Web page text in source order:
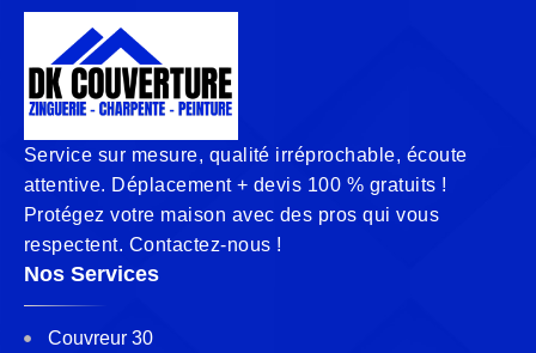
Service sur mesure, qualité irréprochable, écoute
attentive. Déplacement + devis 100 % gratuits !
Protégez votre maison avec des pros qui vous
respectent. Contactez-nous !
Nos Services
Couvreur 30